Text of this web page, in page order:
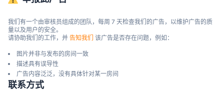
我们有一个由审核员组成的团队，每周 7 天检查我们的广告，以维护广告的质
量以及用户的安全。
请协助我们的工作，并 告知我们 该广告是否存在问题，例如：
图片并非与发布的房间一致
描述具有误导性
广告内容泛泛，没有具体针对某一房间
联系方式